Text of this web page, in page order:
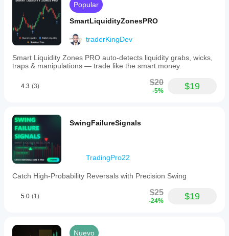
Popular
SmartLiquidityZonesPRO
traderKingDev
Smart Liquidity Zones PRO auto-detects liquidity grabs, wicks,
traps & manipulations — trade like the smart money.
4.3 (3) $20
-5% $19
SwingFailureSignals
TradingPro22
Catch High-Probability Reversals with Precision Swing
5.0 (1) $25
-24% $19
Nuevo